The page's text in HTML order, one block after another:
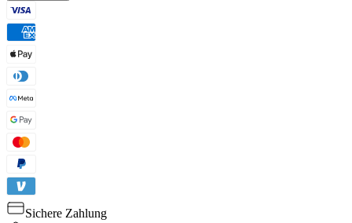
Sichere Zahlung